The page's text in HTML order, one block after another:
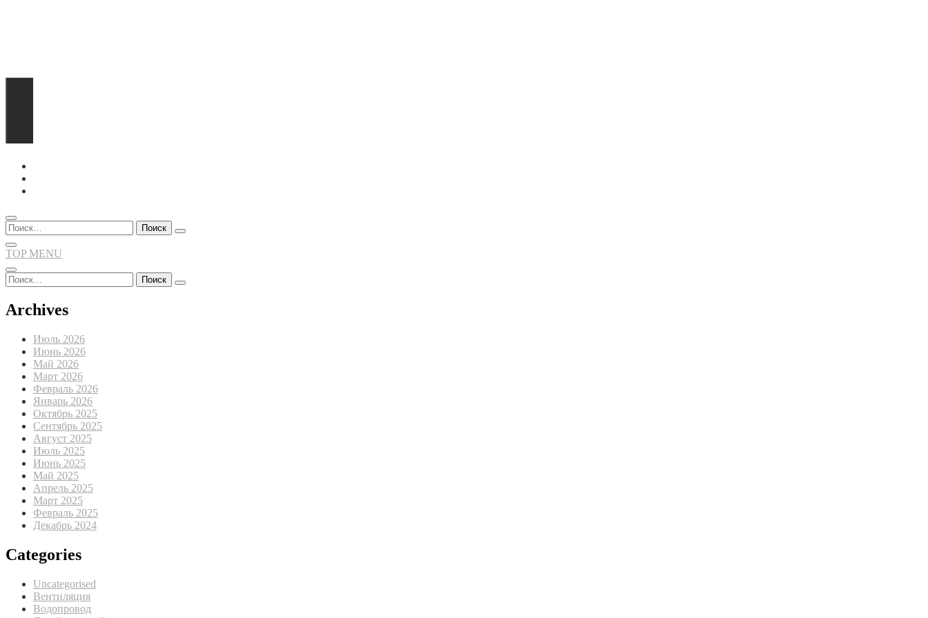
Перейти
содержимому
Найти:
TOP MENU
Найти:
Archives
Июль 2026
Июнь 2026
Май 2026
Март 2026
Февраль 2026
Январь 2026
Октябрь 2025
Сентябрь 2025
Август 2025
Июль 2025
Июнь 2025
Май 2025
Апрель 2025
Март 2025
Февраль 2025
Декабрь 2024
Categories
Uncategorised
Вентиляция
Водопровод